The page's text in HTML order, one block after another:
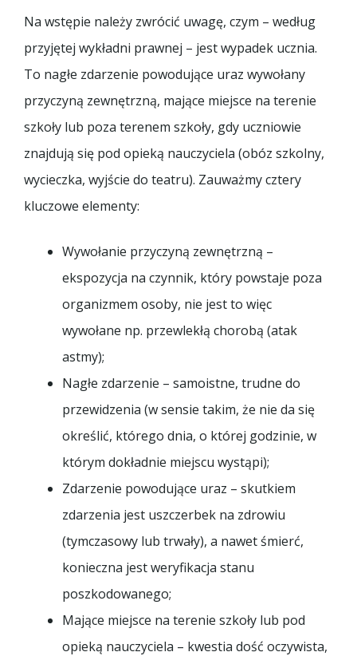
Na wstępie należy zwrócić uwagę, czym – według
przyjętej wykładni prawnej – jest wypadek ucznia.
To nagłe zdarzenie powodujące uraz wywołany
przyczyną zewnętrzną, mające miejsce na terenie
szkoły lub poza terenem szkoły, gdy uczniowie
znajdują się pod opieką nauczyciela (obóz szkolny,
wycieczka, wyjście do teatru). Zauważmy cztery
kluczowe elementy:
Wywołanie przyczyną zewnętrzną –
ekspozycja na czynnik, który powstaje poza
organizmem osoby, nie jest to więc
wywołane np. przewlekłą chorobą (atak
astmy);
Nagłe zdarzenie – samoistne, trudne do
przewidzenia (w sensie takim, że nie da się
określić, którego dnia, o której godzinie, w
którym dokładnie miejscu wystąpi);
Zdarzenie powodujące uraz – skutkiem
zdarzenia jest uszczerbek na zdrowiu
(tymczasowy lub trwały), a nawet śmierć,
konieczna jest weryfikacja stanu
poszkodowanego;
Mające miejsce na terenie szkoły lub pod
opieką nauczyciela – kwestia dość oczywista,